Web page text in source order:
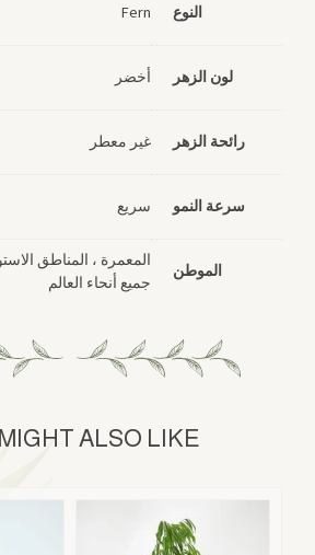
النوع Fern
لون الزهر أخضر
رائحة الزهر غير معطر
سرعة النمو سريع
الموطن
المعمرة ، المناطق
جميع أنحاء العالم
ALSO LIKE